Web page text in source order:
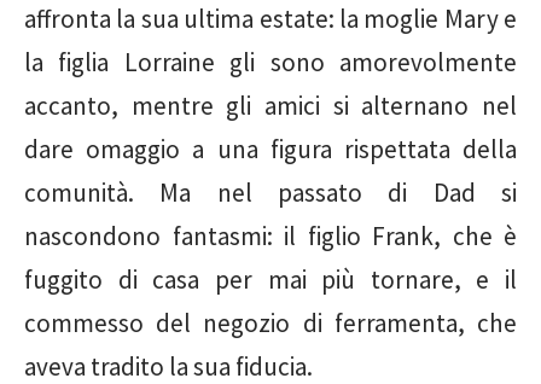
affronta la sua ultima estate: la moglie Mary e
la figlia Lorraine gli sono amorevolmente
accanto, mentre gli amici si alternano nel
dare omaggio a una figura rispettata della
comunità. Ma nel passato di Dad si
nascondono fantasmi: il figlio Frank, che è
fuggito di casa per mai più tornare, e il
commesso del negozio di ferramenta, che
aveva tradito la sua fiducia.